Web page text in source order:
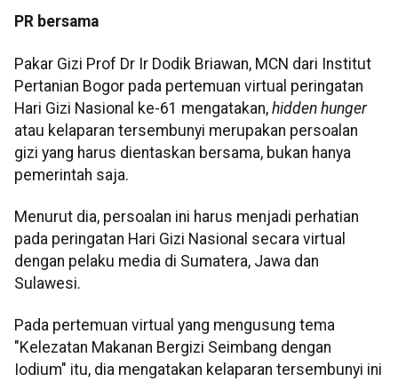
PR bersama
Pakar Gizi Prof Dr Ir Dodik Briawan, MCN dari Institut
Pertanian Bogor pada pertemuan virtual peringatan
Hari Gizi Nasional ke-61 mengatakan, hidden hunger
atau kelaparan tersembunyi merupakan persoalan
gizi yang harus dientaskan bersama, bukan hanya
pemerintah saja.
Menurut dia, persoalan ini harus menjadi perhatian
pada peringatan Hari Gizi Nasional secara virtual
dengan pelaku media di Sumatera, Jawa dan
Sulawesi.
Pada pertemuan virtual yang mengusung tema
"Kelezatan Makanan Bergizi Seimbang dengan
Iodium" itu, dia mengatakan kelaparan tersembunyi ini